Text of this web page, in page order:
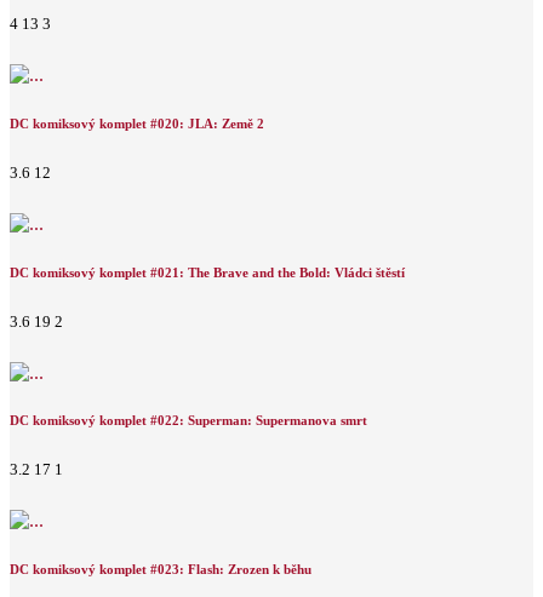
4 13 3
DC komiksový komplet #020: JLA: Země 2
3.6 12
DC komiksový komplet #021: The Brave and the Bold: Vládci štěstí
3.6 19 2
DC komiksový komplet #022: Superman: Supermanova smrt
3.2 17 1
DC komiksový komplet #023: Flash: Zrozen k běhu